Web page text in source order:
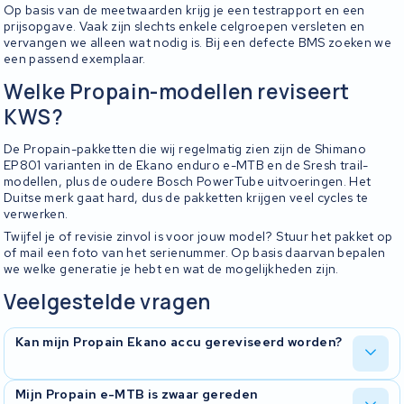
Op basis van de meetwaarden krijg je een testrapport en een
prijsopgave. Vaak zijn slechts enkele celgroepen versleten en
vervangen we alleen wat nodig is. Bij een defecte BMS zoeken we
een passend exemplaar.
Welke Propain-modellen reviseert
KWS?
De Propain-pakketten die wij regelmatig zien zijn de Shimano
EP801 varianten in de Ekano enduro e-MTB en de Sresh trail-
modellen, plus de oudere Bosch PowerTube uitvoeringen. Het
Duitse merk gaat hard, dus de pakketten krijgen veel cycles te
verwerken.
Twijfel je of revisie zinvol is voor jouw model? Stuur het pakket op
of mail een foto van het serienummer. Op basis daarvan bepalen
we welke generatie je hebt en wat de mogelijkheden zijn.
Veelgestelde vragen
Kan mijn Propain Ekano accu gereviseerd worden?
In de meeste gevallen wel. Wij openen de behuizing, meten alle
Mijn Propain e-MTB is zwaar gereden